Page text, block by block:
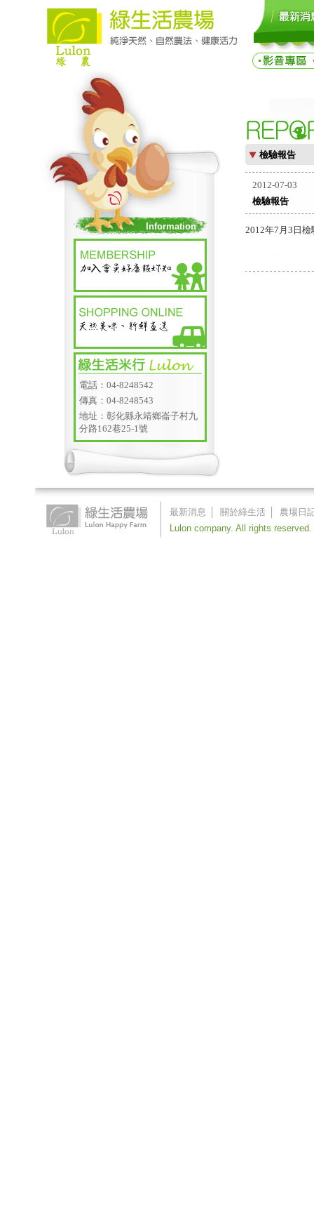
Information
電話：04-8248542
傳真：04-8248543
地址：彰化縣永靖鄉崙子村九
分路162巷25-1號
檢驗報告
2012-07-03
檢驗報告
2012年7月3日檢
最新消息 關於綠生活
農場日
Lulon company. All rights reserved.